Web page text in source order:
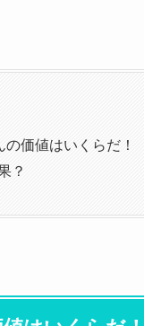
価値はいくらだ！
？